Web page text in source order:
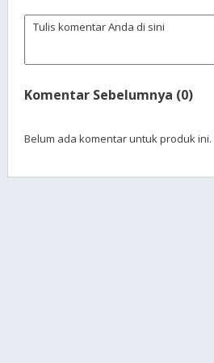
Komentar Sebelumnya (0)
Belum ada komentar untuk produk ini.